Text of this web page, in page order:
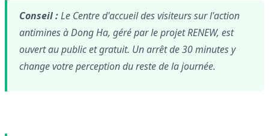
Conseil :Le Centre d'accueil des visiteurs sur l'action
antimines à Dong Ha, géré par le projet RENEW, est
ouvert au public et gratuit. Un arrêt de 30 minutes y
change votre perception du reste de la journée.